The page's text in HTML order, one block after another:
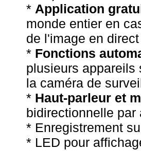
* Application
monde entier en
de l'image en direct
* Fonctions
plusieurs appareils
la caméra de
* Haut-parleur et
bidirectionnelle
* Enregistrement
* LED pour